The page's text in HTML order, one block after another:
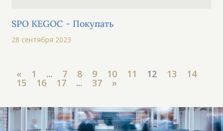
SPO KEGOC - Покупать
28 сентября 2023
« 1 ... 7 8 9 10 11 12 13 14
15 16 17 ... 37 »